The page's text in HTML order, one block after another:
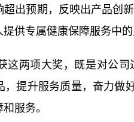
出预期，反映出产品创
供专属健康保障服务中的
这两项大奖，既是对公
提升服务质量，奋力做
服务。